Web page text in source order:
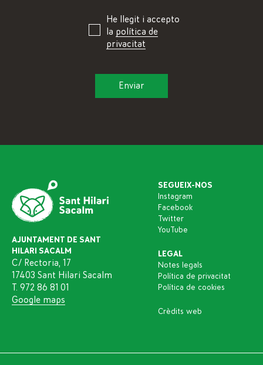
He llegit i accepto
la política de
privacitat
AJUNTAMENT DE SANT
HILARI SACALM
C/ Rectoria, 17
17403 Sant Hilari Sacalm
T. 972 86 81 01
Google maps
SEGUEIX-NOS
Instagram
Facebook
Twitter
YouTube
LEGAL
Notes legals
Política de privacitat
Política de cookies
Crèdits web